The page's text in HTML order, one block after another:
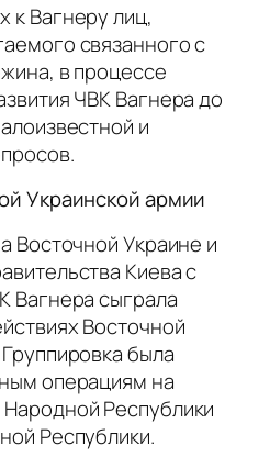
к Вагнеру лиц,
связанного с
в процессе
ЧВК Вагнера до
и
Украинской армии
Восточной Украине и
Киева с
Вагнера сыграла
Восточной
была
операциям на
Республики
Республики.